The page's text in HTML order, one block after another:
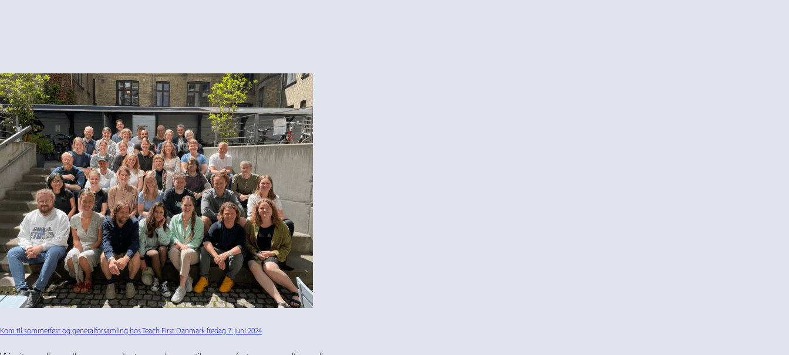
Kom til sommerfest og generalforsamling hos Teach First Danmark fredag 7. juni 2024